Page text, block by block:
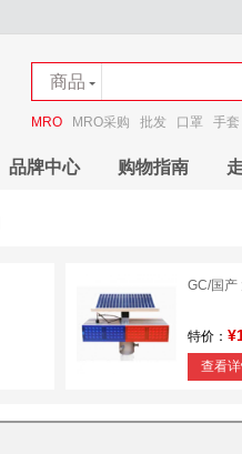
商品
店铺
MRO MRO采购 批发 口罩 手套
品牌中心 购物指南
GC/国产
特价：
查看